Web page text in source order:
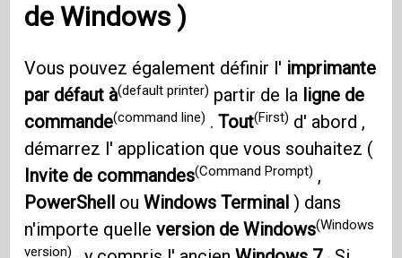
deWindows )
Vous pouvez également définir l' imprimante
par défaut à(default printer) partir de la ligne de
commande(command line) .Tout(First) d' abord ,
démarrez l' application que vous souhaitez (
Invite de commandes(Command Prompt) ,
PowerShell ouWindows Terminal ) dans
n'importe quelleversion de Windows(Windows
version)